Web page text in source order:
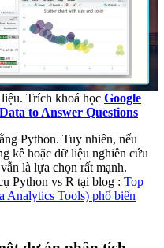
Trích khoá học Google
to Answer Questions
Python. Tuy nhiên, nếu
kê hoặc dữ liệu nghiên cứu
là lựa chọn rất mạnh.
Python vs R tại blog : Top
Analytics Tools) phổ biến